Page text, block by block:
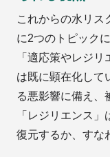
これからの水リス
に2つのトピック
「適応策やレジ
は既に顕在化して
る悪影響に備え、
「レジリエンス
復元するか、すな